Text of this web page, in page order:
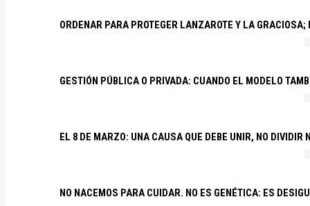
ORDENAR PARA PROTEGER LANZAROTE Y LA
GESTIÓN PÚBLICA O PRIVADA: CUANDO EL MODELO
EL 8 DE MARZO: UNA CAUSA QUE DEBE UNIR, NO DIVIDIR
NO NACEMOS PARA CUIDAR. NO ES GENÉTICA: ES